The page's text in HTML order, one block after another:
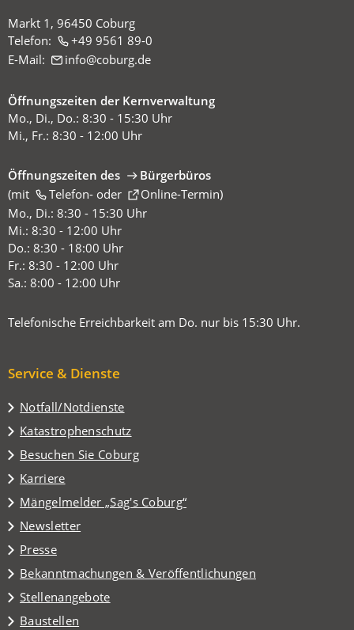
Markt 1, 96450 Coburg
Telefon:
+49 9561 89-0
E-Mail:
info coburg de
Öffnungszeiten der Kernverwaltung
Mo., Di., Do.: 8:30 - 15:30 Uhr
Mi., Fr.: 8:30 - 12:00 Uhr
Öffnungszeiten des
Bürgerbüros
(mit
Telefon-oder Online-Termin
(Öffnet
in
einem
neuen
Tab)
)
Mo., Di.: 8:30 - 15:30 Uhr
Mi.: 8:30 - 12:00 Uhr
Do.: 8:30 - 18:00 Uhr
Fr.: 8:30 - 12:00 Uhr
Sa.: 8:00 - 12:00 Uhr
Telefonische Erreichbarkeit am Do. nur bis 15:30 Uhr.
Service & Dienste
Notfall/Notdienste
Katastrophenschutz
Besuchen Sie Coburg
(Öffnet
in
einem
neuen
Tab)
Karriere
Mängelmelder „Sag's Coburg“
(Öffnet
in
einem
neuen
Tab)
Newsletter
Presse
Bekanntmachungen & Veröffentlichungen
Stellenangebote
Baustellen